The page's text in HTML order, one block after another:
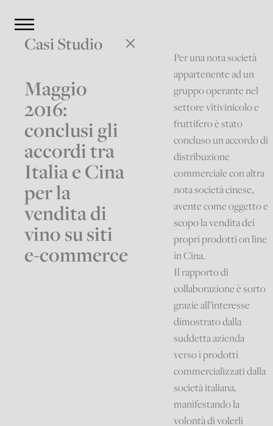
Casi Studio
Maggio
2016:
conclusi gli
accordi tra
Italia e Cina
per la
vendita di
vino su siti
e-commerce
Per una nota società
appartenente ad un
gruppo operante nel
settore vitivinicolo e
fruttifero è stato
concluso un accordo di
distribuzione
commerciale con altra
nota società cinese,
avente come oggetto e
scopo la vendita dei
propri prodotti on line
in Cina.
Il rapporto di
collaborazione è sorto
grazie all’interesse
dimostrato dalla
suddetta azienda
verso i prodotti
commercializzati dalla
società italiana,
manifestando la
volontà di volerli